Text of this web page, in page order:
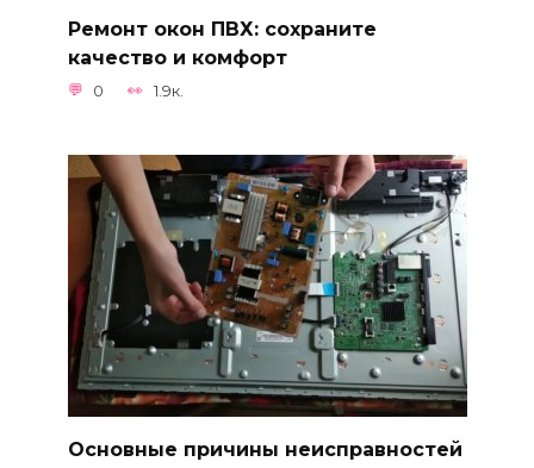
Ремонт окон ПВХ: сохраните
качество и комфорт
0 1.9к.
Основные причины неисправностей